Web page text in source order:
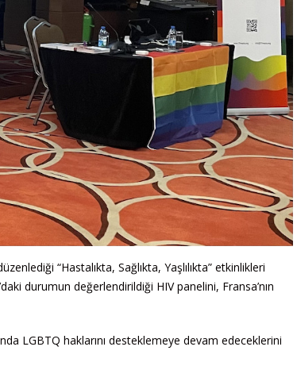
“Hastalıkta, Sağlıkta, Yaşlılıkta” etkinlikleri
durumun değerlendirildiği HIV panelini, Fransa’nın
LGBTQ haklarını desteklemeye devam edeceklerini